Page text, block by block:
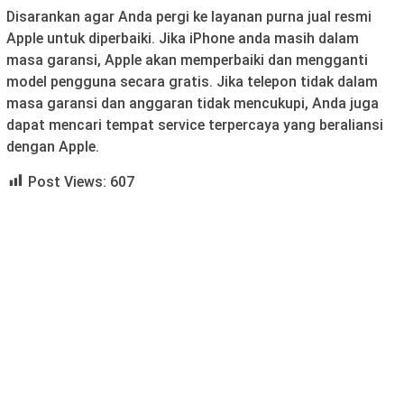
Disarankan agar Anda pergi ke layanan purna jual resmi
Apple untuk diperbaiki. Jika iPhone anda masih dalam
masa garansi, Apple akan memperbaiki dan mengganti
model pengguna secara gratis. Jika telepon tidak dalam
masa garansi dan anggaran tidak mencukupi, Anda juga
dapat mencari tempat service terpercaya yang beraliansi
dengan Apple.
Post Views: 607